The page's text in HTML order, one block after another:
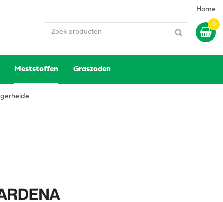
Home
Meststoffen Graszoden